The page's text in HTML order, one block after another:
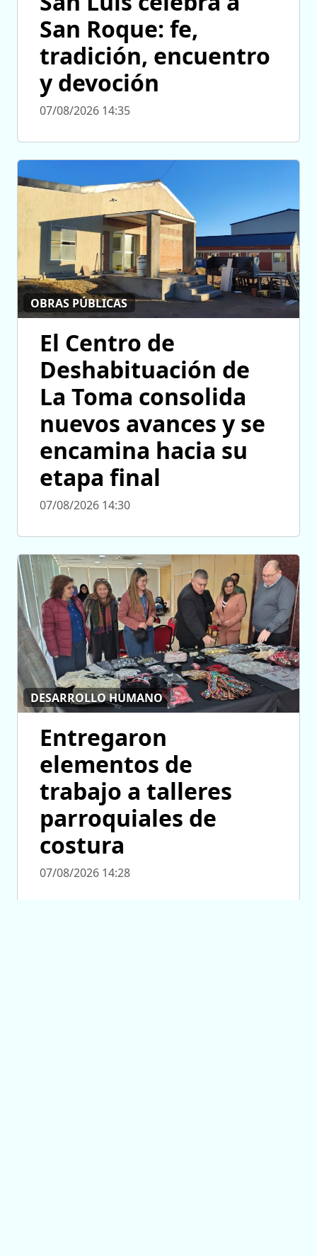
San Roque: fe,
tradición, encuentro
y devoción
07/08/2026 14:35
OBRAS PÚBLICAS
El Centro de
Deshabituación de
La Toma consolida
nuevos avances y se
encamina hacia su
etapa final
07/08/2026 14:30
DESARROLLO HUMANO
Entregaron
elementos de
trabajo a talleres
parroquiales de
costura
07/08/2026 14:28